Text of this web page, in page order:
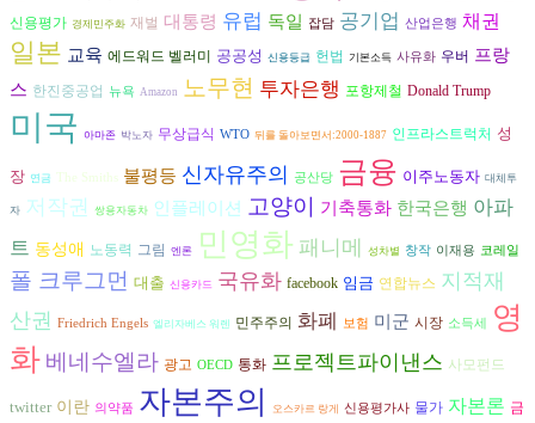
신용평가 경제민주화 재벌 대통령 유럽 독일 잡담 공기업 산업은행 채권
일본 교육 에드워드 벨러미 공공성 신용등급 헌법 기본소득 사유화 우버
프랑
스 한진중공업 뉴욕 Amazon 노무현 투자은행 포항제철 Donald Trump
미국 아마존 박노자 무상급식 WTO 뒤를 돌아보면서:2000-1887 인프라스트럭처 성
장 연금 The Smiths 불평등 신자유주의 공산당 금융 이주노동자 대체투
자 저작권 쌍용자동차 인플레이션 고양이 기축통화 한국은행 아파
트 동성애 노동력 그림 엔론 민영화 패니메 성차별 창작 이재용 코레일
폴 크루그먼 대출 신용카드 국유화 facebook 임금 연합뉴스 지적재
산권
Friedrich Engels 엘리자베스 워렌 민주주의 화폐 보험 미군 시장 소득세
영
화 베네수엘라 광고 OECD 통화 프로젝트파이낸스 사모펀드
twitter 이란 의약품 자본주의 오스카르 랑게 신용평가사 물가 자본론 금